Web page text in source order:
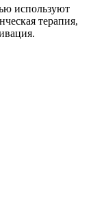
используют
терапия,